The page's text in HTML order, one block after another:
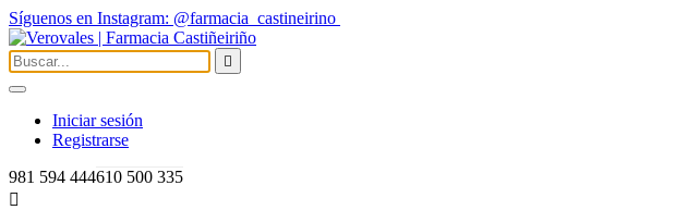
Síguenos en Instagram: @farmacia_castineirino

Iniciar sesión
Registrarse
981 594 444610 500 335
